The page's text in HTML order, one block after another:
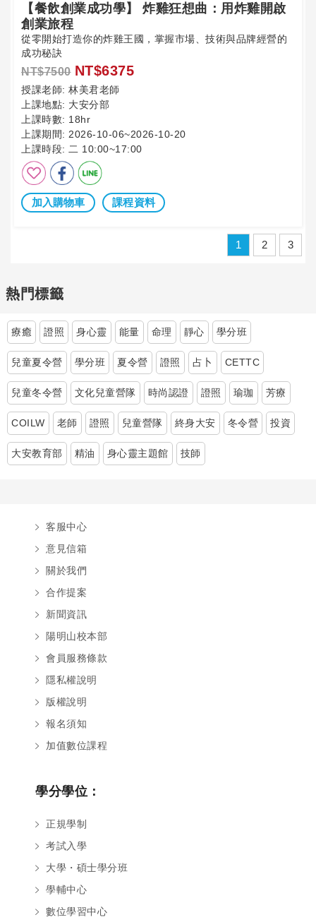
【餐飲創業成功學】 炸雞狂想曲：用炸雞開啟
創業旅程
從零開始打造你的炸雞王國，掌握市場、技術與品牌經營的
成功秘訣
NT$7500 NT$6375
授課老師: 林美君老師
上課地點: 大安分部
上課時數: 18hr
上課期間: 2026-10-06~2026-10-20
上課時段: 二 10:00~17:00
加入購物車 課程資料
1 2 3
熱門標籤
療癒 證照 身心靈 能量 命理 靜心 學分班
兒童夏令營 學分班 夏令營 證照 占卜 CETTC
兒童冬令營 文化兒童營隊 時尚認證 證照 瑜珈 芳療
COILW 老師 證照 兒童營隊 終身大安 冬令營 投資
大安教育部 精油 身心靈主題館 技師
客服中心
意見信箱
關於我們
合作提案
新聞資訊
陽明山校本部
會員服務條款
隱私權說明
版權說明
報名須知
加值數位課程
學分學位：
正規學制
考試入學
大學・碩士學分班
學輔中心
數位學習中心